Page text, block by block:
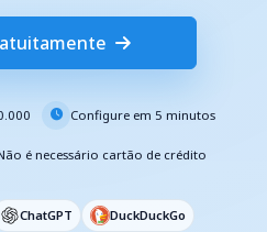
Configure em 5 minutos
é necessário cartão de crédito
ChatGPT DuckDuckGo